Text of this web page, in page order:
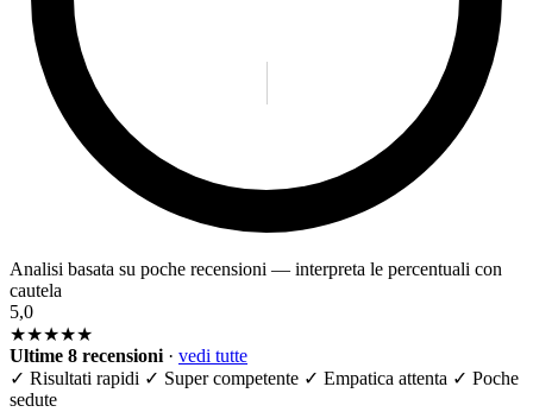
Analisi basata su poche recensioni — interpreta le percentuali con
cautela
5,0
★★★★★
Ultime 8 recensioni · vedi tutte
✓ Risultati rapidi ✓ Super competente ✓ Empatica attenta ✓ Poche
sedute